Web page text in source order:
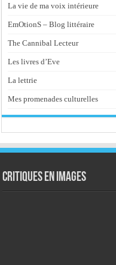
La vie de ma voix intérieure
EmOtionS – Blog littéraire
The Cannibal Lecteur
Les livres d’Eve
La lettrie
Mes promenades culturelles
Critiques en images